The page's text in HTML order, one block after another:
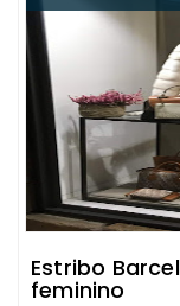
Estribo
feminino